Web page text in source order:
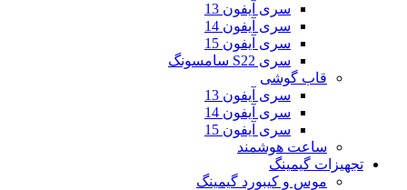
سری آیفون 13
سری آیفون 14
سری آیفون 15
سری S22 سامسونگ
قاب گوشی
سری آیفون 13
سری آیفون 14
سری آیفون 15
ساعت هوشمند
تجهیزات گیمینگ
موس و کیبورد گیمینگ